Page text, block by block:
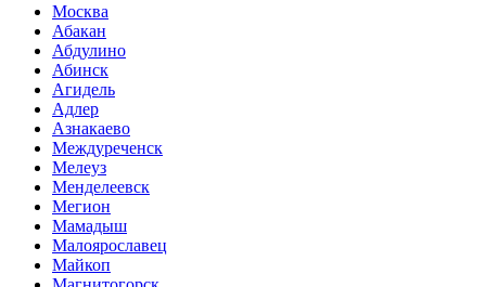
Москва
Абакан
Абдулино
Абинск
Агидель
Адлер
Азнакаево
Междуреченск
Мелеуз
Менделеевск
Мегион
Мамадыш
Малоярославец
Майкоп